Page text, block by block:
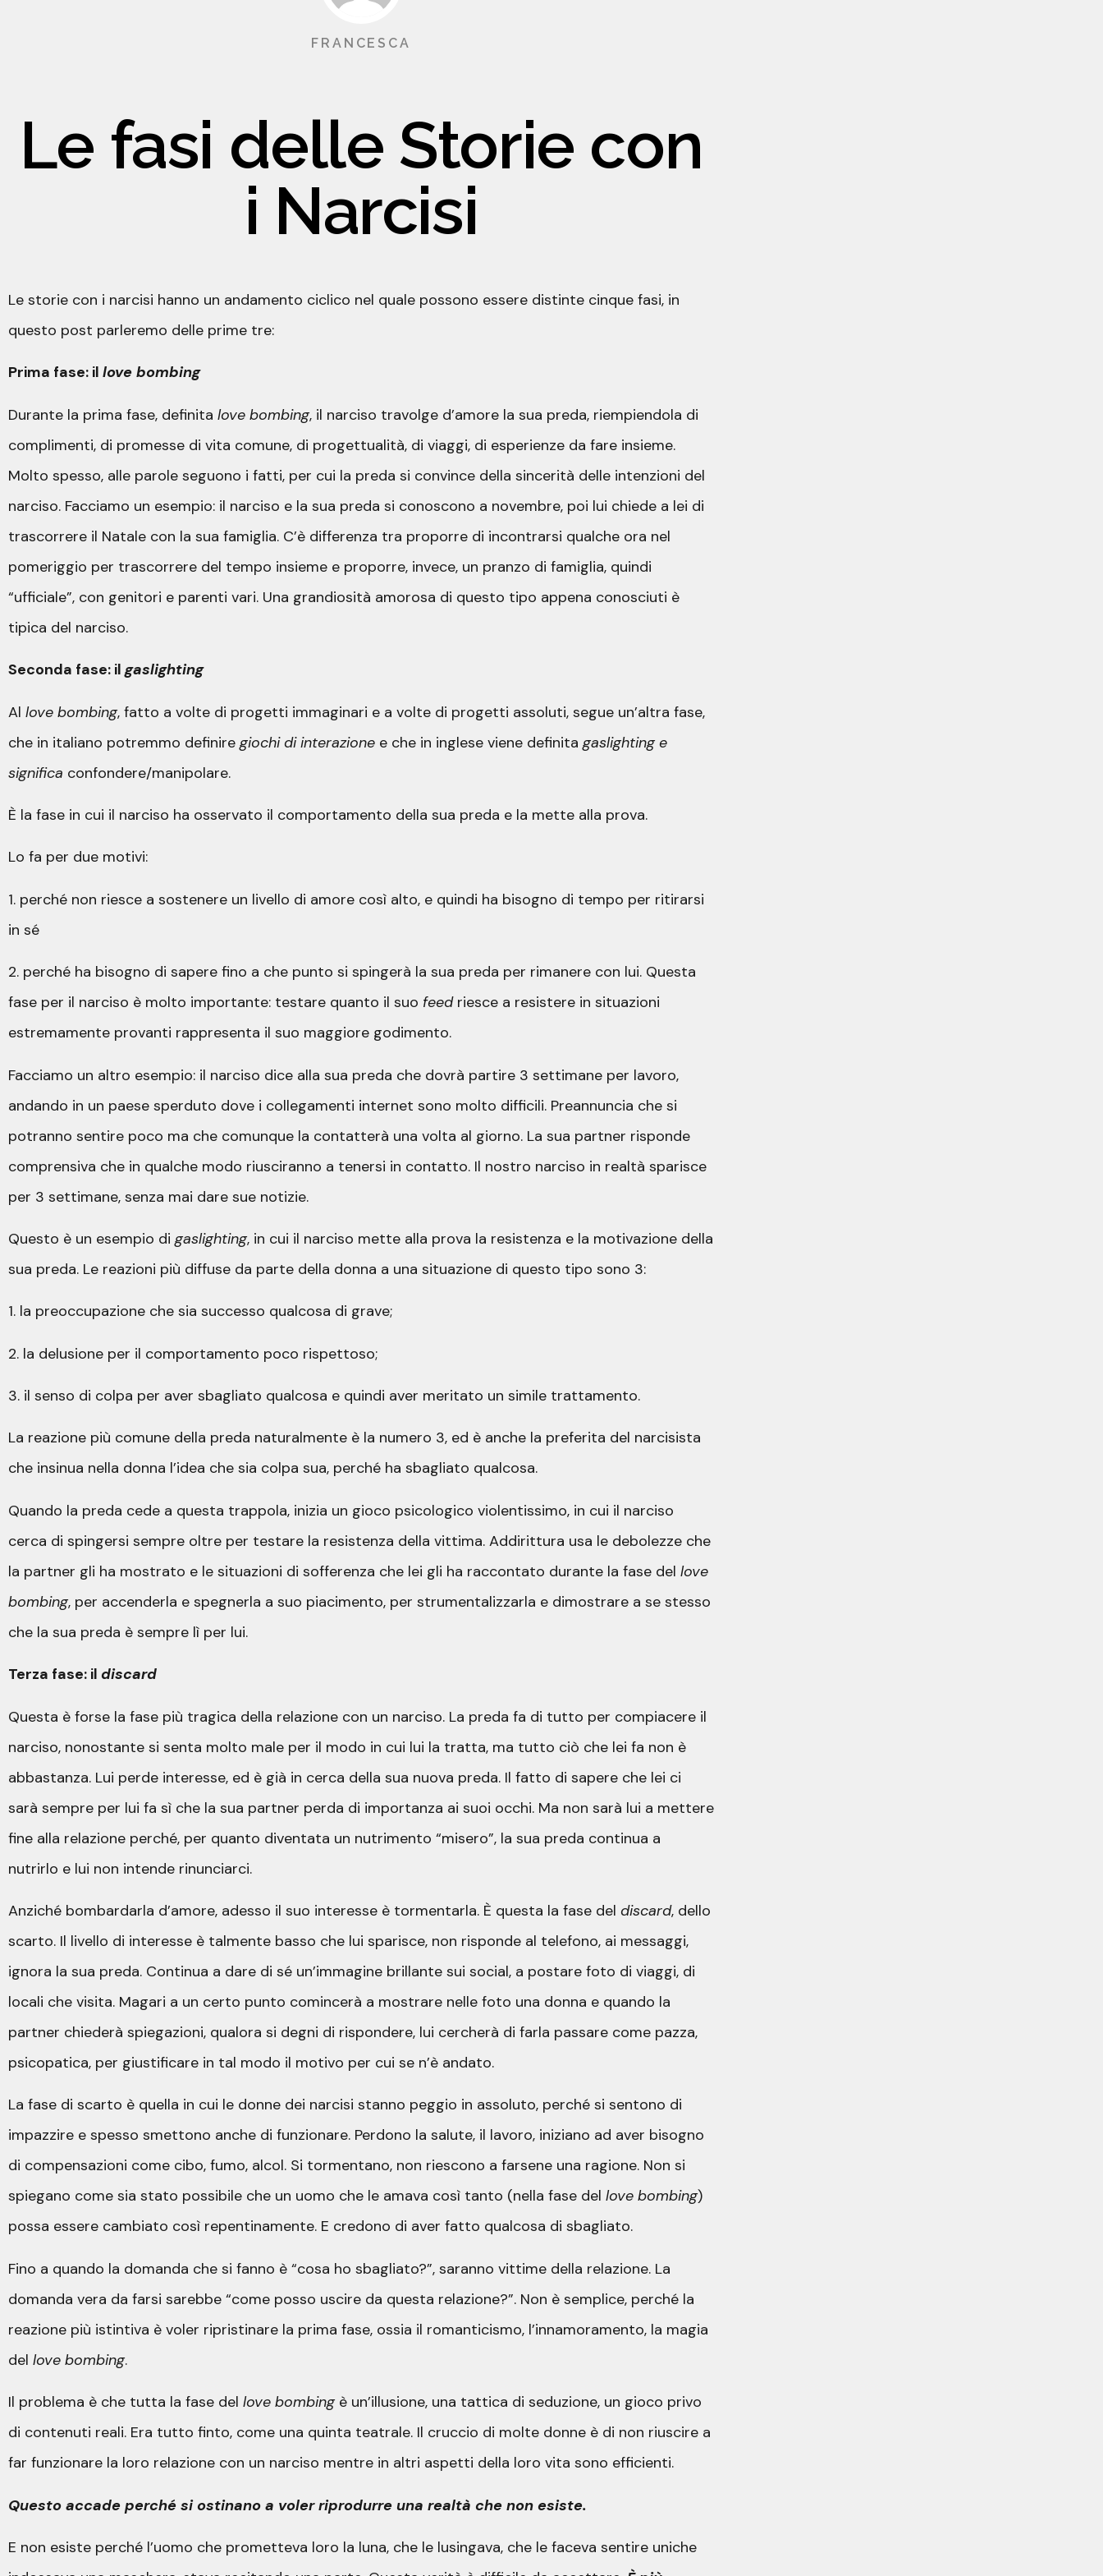
FRANCESCA
Le fasi delle Storie con
i Narcisi
Le storie con i narcisi hanno un andamento ciclico nel quale possono essere distinte cinque fasi, in
questo post parleremo delle prime tre:
Prima fase: il love bombing
Durante la prima fase, definita love bombing, il narciso travolge d’amore la sua preda, riempiendola di
complimenti, di promesse di vita comune, di progettualità, di viaggi, di esperienze da fare insieme.
Molto spesso, alle parole seguono i fatti, per cui la preda si convince della sincerità delle intenzioni del
narciso. Facciamo un esempio: il narciso e la sua preda si conoscono a novembre, poi lui chiede a lei di
trascorrere il Natale con la sua famiglia. C’è differenza tra proporre di incontrarsi qualche ora nel
pomeriggio per trascorrere del tempo insieme e proporre, invece, un pranzo di famiglia, quindi
“ufficiale”, con genitori e parenti vari. Una grandiosità amorosa di questo tipo appena conosciuti è
tipica del narciso.
Seconda fase: ilgaslighting
Al love bombing, fatto a volte di progetti immaginari e a volte di progetti assoluti, segue un’altra fase,
che in italiano potremmo definire giochi di interazione e che in inglese viene definita gaslighting e
significa confondere/manipolare.
È la fase in cui il narciso ha osservato il comportamento della sua preda e la mette alla prova.
Lo fa per due motivi:
1. perché non riesce a sostenere un livello di amore così alto, e quindi ha bisogno di tempo per ritirarsi
in sé
2. perché ha bisogno di sapere fino a che punto si spingerà la sua preda per rimanere con lui. Questa
fase per il narciso è molto importante: testare quanto il suo feed riesce a resistere in situazioni
estremamente provanti rappresenta il suo maggiore godimento.
Facciamo un altro esempio: il narciso dice alla sua preda che dovrà partire 3 settimane per lavoro,
andando in un paese sperduto dove i collegamenti internet sono molto difficili. Preannuncia che si
potranno sentire poco ma che comunque la contatterà una volta al giorno. La sua partner risponde
comprensiva che in qualche modo riusciranno a tenersi in contatto. Il nostro narciso in realtà sparisce
per 3 settimane, senza mai dare sue notizie.
Questo è un esempio digaslighting, in cui il narciso mette alla prova la resistenza e la motivazione della
sua preda. Le reazioni più diffuse da parte della donna a una situazione di questo tipo sono 3:
1. la preoccupazione che sia successo qualcosa di grave;
2. la delusione per il comportamento poco rispettoso;
3. il senso di colpa per aver sbagliato qualcosa e quindi aver meritato un simile trattamento.
La reazione più comune della preda naturalmente è la numero 3, ed è anche la preferita del narcisista
che insinua nella donna l’idea che sia colpa sua, perché ha sbagliato qualcosa.
Quando la preda cede a questa trappola, inizia un gioco psicologico violentissimo, in cui il narciso
cerca di spingersi sempre oltre per testare la resistenza della vittima. Addirittura usa le debolezze che
la partner gli ha mostrato e le situazioni di sofferenza che lei gli ha raccontato durante la fase del love
bombing, per accenderla e spegnerla a suo piacimento, per strumentalizzarla e dimostrare a se stesso
che la sua preda è sempre lì per lui.
Terza fase: il discard
Questa è forse la fase più tragica della relazione con un narciso. La preda fa di tutto per compiacere il
narciso, nonostante si senta molto male per il modo in cui lui la tratta, ma tutto ciò che lei fa non è
abbastanza. Lui perde interesse, ed è già in cerca della sua nuova preda. Il fatto di sapere che lei ci
sarà sempre per lui fa sì che la sua partner perda di importanza ai suoi occhi. Ma non sarà lui a mettere
fine alla relazione perché, per quanto diventata un nutrimento “misero”, la sua preda continua a
nutrirlo e lui non intende rinunciarci.
Anziché bombardarla d’amore, adesso il suo interesse è tormentarla. È questa la fase del discard, dello
scarto. Il livello di interesse è talmente basso che lui sparisce, non risponde al telefono, ai messaggi,
ignora la sua preda. Continua a dare di sé un’immagine brillante sui social, a postare foto di viaggi, di
locali che visita. Magari a un certo punto comincerà a mostrare nelle foto una donna e quando la
partner chiederà spiegazioni, qualora si degni di rispondere, lui cercherà di farla passare come pazza,
psicopatica, per giustificare in tal modo il motivo per cui se n’è andato.
La fase di scarto è quella in cui le donne dei narcisi stanno peggio in assoluto, perché si sentono di
impazzire e spesso smettono anche di funzionare. Perdono la salute, il lavoro, iniziano ad aver bisogno
di compensazioni come cibo, fumo, alcol. Si tormentano, non riescono a farsene una ragione. Non si
spiegano come sia stato possibile che un uomo che le amava così tanto (nella fase del love bombing)
possa essere cambiato così repentinamente. E credono di aver fatto qualcosa di sbagliato.
Fino a quando la domanda che si fanno è “cosa ho sbagliato?”, saranno vittime della relazione. La
domanda vera da farsi sarebbe “come posso uscire da questa relazione?”. Non è semplice, perché la
reazione più istintiva è voler ripristinare la prima fase, ossia il romanticismo, l’innamoramento, la magia
del love bombing.
Il problema è che tutta la fase del love bombingè un’illusione, una tattica di seduzione, un gioco privo
di contenuti reali. Era tutto finto, come una quinta teatrale. Il cruccio di molte donne è di non riuscire a
far funzionare la loro relazione con un narciso mentre in altri aspetti della loro vita sono efficienti.
Questo accade perché si ostinano a voler riprodurre una realtà che non esiste.
E non esiste perché l’uomo che prometteva loro la luna, che le lusingava, che le faceva sentire uniche